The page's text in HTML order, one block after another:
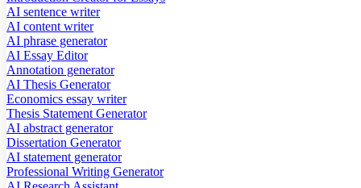
AI sentence writer
AI content writer
AI phrase generator
AI Essay Editor
Annotation generator
AI Thesis Generator
Economics essay writer
Thesis Statement Generator
AI abstract generator
Dissertation Generator
AI statement generator
Professional Writing Generator